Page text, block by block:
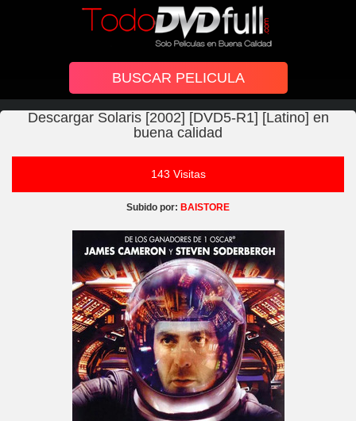
Descargar Solaris [2002] [DVD5-R1] [Latino] en
buena calidad
143 Visitas
Subido por: BAISTORE